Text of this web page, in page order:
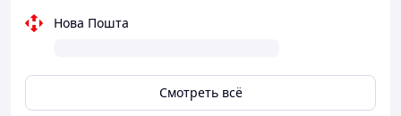
Нова Пошта
Смотреть всё